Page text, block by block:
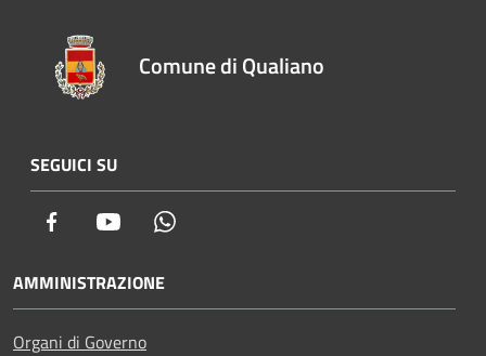
Comune di Qualiano
SEGUICI SU
Facebook Youtube
AMMINISTRAZIONE
Organi di Governo